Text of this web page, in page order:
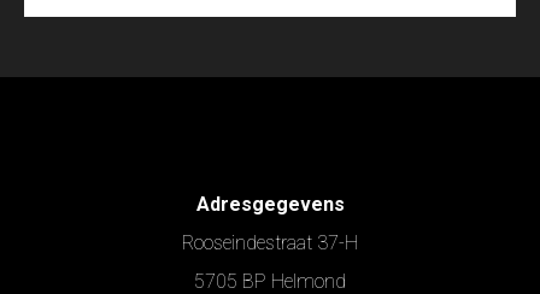
Adresgegevens
Rooseindestraat 37-H
5705 BP Helmond